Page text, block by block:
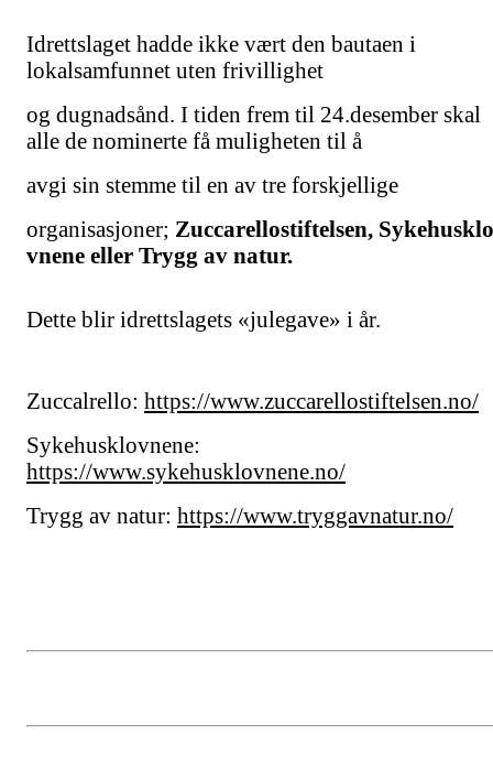
Idrettslaget hadde ikke vært den bautaen i
lokalsamfunnet uten frivillighet
og dugnadsånd. I tiden frem til 24.desember skal
alle de nominerte få muligheten til å
avgi sin stemme til en av tre forskjellige
organisasjoner; Zuccarellostiftelsen, Sykehusklo
vnene eller Trygg av natur.
Dette blir idrettslagets «julegave» i år.
Zuccalrello: https://www.zuccarellostiftelsen.no/
Sykehusklovnene:
https://www.sykehusklovnene.no/
Trygg av natur: https://www.tryggavnatur.no/